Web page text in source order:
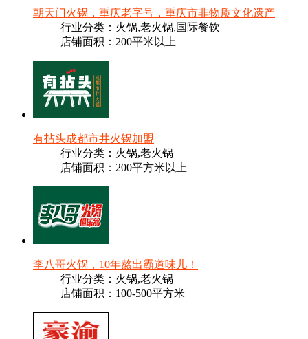
朝天门火锅，重庆老字号，重庆市非物质文化遗产
行业分类：火锅,老火锅,国际餐饮
店铺面积：200平米以上
有拈头成都市井火锅加盟
行业分类：火锅,老火锅
店铺面积：200平方米以上
李八哥火锅，10年熬出霸道味儿！
行业分类：火锅,老火锅
店铺面积：100-500平方米